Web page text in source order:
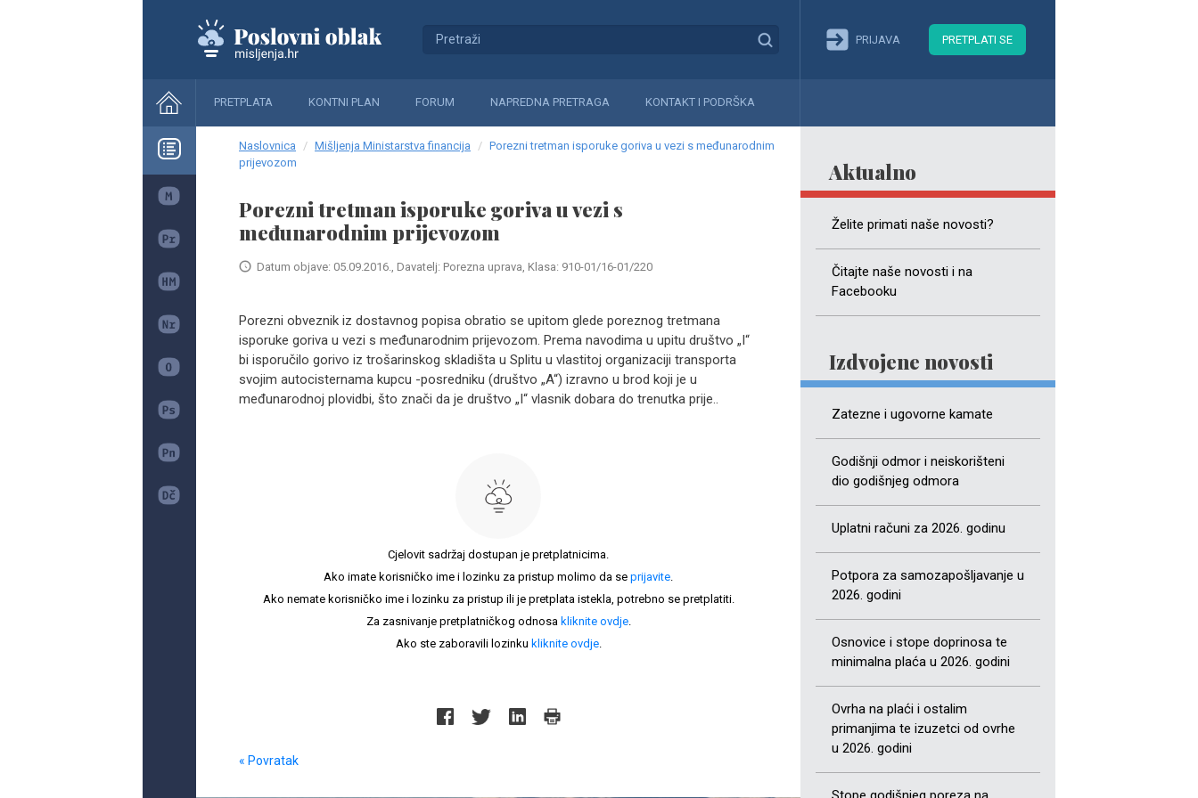
PRIJAVA PRETPLATI SE
PRETPLATA KONTNI PLAN FORUM NAPREDNA PRETRAGA KONTAKT I PODRŠKA
Aktualno
Želite primati naše novosti?
Čitajte naše novosti i na
Facebooku
Izdvojene novosti
Zatezne i ugovorne kamate
Godišnji odmor i neiskorišteni
dio godišnjeg odmora
Uplatni računi za 2026. godinu
Potpora za samozapošljavanje u
2026. godini
Osnovice i stope doprinosa te
minimalna plaća u 2026. godini
Ovrha na plaći i ostalim
primanjima te izuzetci od ovrhe
u 2026. godini
Naslovnica Mišljenja Ministarstva financija
Porezni tretman isporuke goriva u vezi s međunarodnim
prijevozom
Porezni tretman isporuke goriva u vezi s
međunarodnim prijevozom
Datum objave: 05.09.2016., Davatelj: Porezna uprava, Klasa: 910-01/16-01/220
Porezni obveznik iz dostavnog popisa obratio se upitom glede poreznog tretmana
isporuke goriva u vezi s međunarodnim prijevozom. Prema navodima u upitu društvo „I“
bi isporučilo gorivo iz trošarinskog skladišta u Splitu u vlastitoj organizaciji transporta
svojim autocisternama kupcu -posredniku (društvo „A“) izravno u brod koji je u
međunarodnoj plovidbi, što znači da je društvo „I“ vlasnik dobara do trenutka prije..
Cjelovit sadržaj dostupan je pretplatnicima.
Ako imate korisničko ime i lozinku za pristup molimo da se prijavite.
Ako nemate korisničko ime i lozinku za pristup ili je pretplata istekla, potrebno se pretplatiti.
Za zasnivanje pretplatničkog odnosa kliknite ovdje.
Ako ste zaboravili lozinku kliknite ovdje.
« Povratak